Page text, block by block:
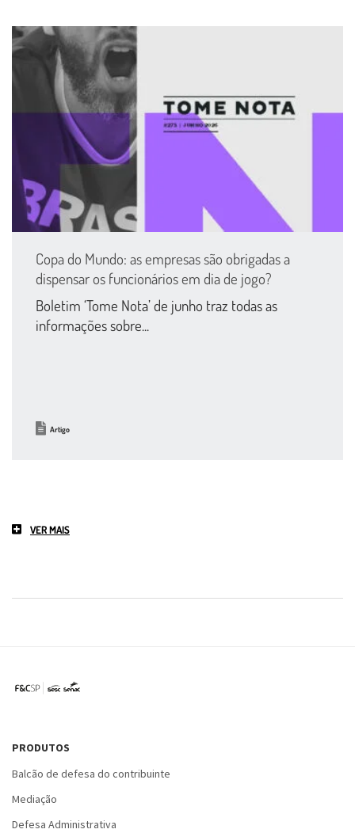
Copa do Mundo: as empresas são obrigadas a
dispensar os funcionários em dia de jogo?
Boletim ‘Tome Nota’ de junho traz todas as
informações sobre...
Artigo
VER MAIS
PRODUTOS
Balcão de defesa do contribuinte
Mediação
Defesa Administrativa